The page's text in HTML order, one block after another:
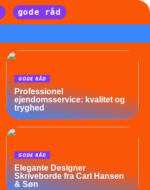
gode råd
GODE RÅD
Professionel
ejendomsservice: kvalitet og
tryghed
GODE RÅD
Elegante Designer
Skriveborde fra Carl Hansen
& Søn